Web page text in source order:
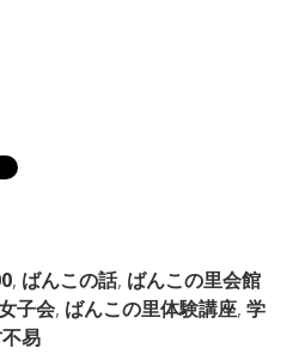
, ばんこの話, ばんこの里会館
子会, ばんこの里体験講座, 学
易